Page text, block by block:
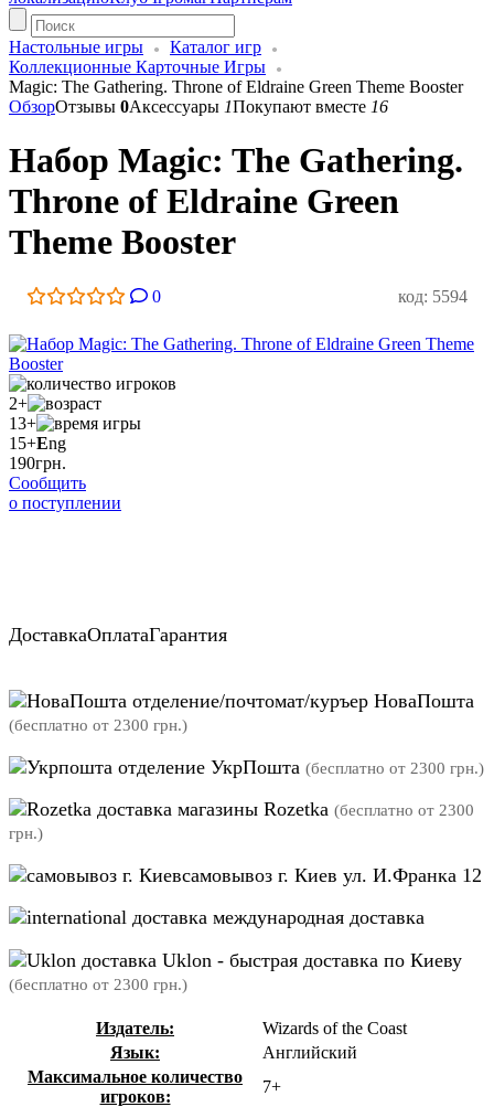
Настольные игры
Каталог игр
Коллекционные Карточные Игры
Magic: The Gathering. Throne of Eldraine Green Theme Booster
ОбзорОтзывы 0Аксессуары 1Покупают вместе 16
Набор Magic: The Gathering.
Throne of Eldraine Green
Theme Booster
0 код: 5594
2+
13+
15+Eng
190грн.
Сообщить
о поступлении
ДоставкаОплатаГарантия
отделение/почтомат/куръер НоваПошта
(бесплатно от 2300 грн.)
отделение УкрПошта (бесплатно от 2300 грн.)
магазины Rozetka (бесплатно от 2300
грн.)
самовывоз г. Киев ул. И.Франка 12
международная доставка
Uklon - быстрая доставка по Киеву
(бесплатно от 2300 грн.)
Издатель:
Wizards of the Coast
Язык:
Английский
Максимальное количество
игроков:
7+